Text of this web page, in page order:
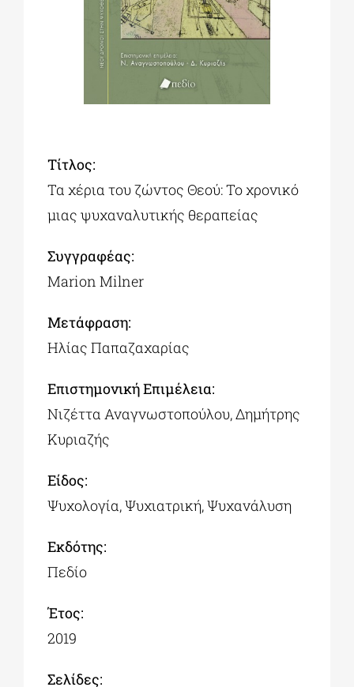
ΔΗΜΟΙ
Τίτλος:
Τα χέρια του ζώντος Θεού: Το χρονικό
μιας ψυχαναλυτικής θεραπείας
Συγγραφέας:
Marion Milner
Μετάφραση:
Ηλίας Παπαζαχαρίας
Επιστημονική Επιμέλεια:
Νιζέττα Αναγνωστοπούλου, Δημήτρης
Κυριαζής
Είδος:
Ψυχολογία, Ψυχιατρική, Ψυχανάλυση
Εκδότης:
Πεδίο
Έτος:
2019
Σελίδες: